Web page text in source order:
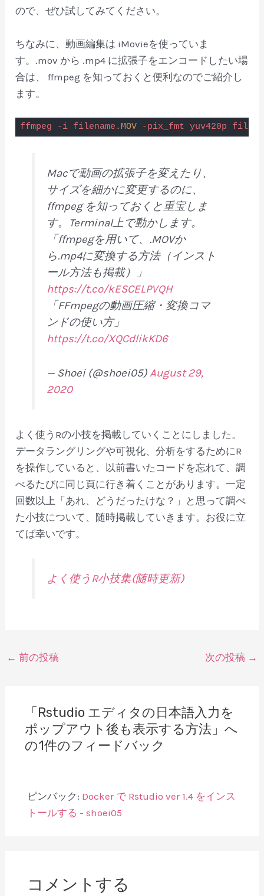
ので、ぜひ試してみてください。
ちなみに、動画編集は iMovieを使っていま
す。.mov から .mp4 に拡張子をエンコードしたい場
合は、 ffmpeg を知っておくと便利なのでご紹介し
ます。
ffmpeg -i filename .MOV -pix_fmt yuv420p
Macで動画の拡張子を変えたり、
サイズを細かに変更するのに、
ffmpeg を知っておくと重宝しま
す。Terminal上で動かします。
「ffmpegを用いて、.MOVか
ら.mp4に変換する方法（インスト
ール方法も掲載）」
https://t.co/kESCELPVQH
「FFmpegの動画圧縮・変換コマ
ンドの使い方」
https://t.co/XQCdlikKD6
— Shoei (@shoei05)August 29,
2020
よく使うRの小技を掲載していくことにしました。
データラングリングや可視化、分析をするためにR
を操作していると、以前書いたコードを忘れて、調
べるたびに同じ頁に行き着くことがあります。一定
回数以上「あれ、どうだったけな？」と思って調べ
た小技について、随時掲載していきます。お役に立
てば幸いです。
よく使うR小技集(随時更新)
← 前の投稿 次の投稿 →
「Rstudio エディタの日本語入力を
ポップアウト後も表示する方法」へ
の1件のフィードバック
ピンバック: Docker で Rstudio ver 1.4 をインス
トールする - shoei05
コメントする